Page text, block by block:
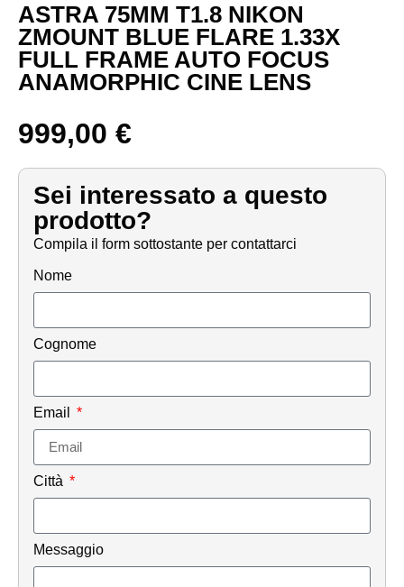
ASTRA 75MM T1.8 NIKON
ZMOUNT BLUE FLARE 1.33X
FULL FRAME AUTO FOCUS
ANAMORPHIC CINE LENS
999,00 €
Sei interessato a questo
prodotto?
Compila il form sottostante per contattarci
Nome
Cognome
Email
Città
Messaggio